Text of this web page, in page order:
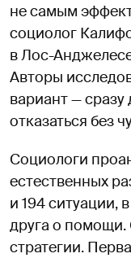
не самым
социолог
в Лос-
Авторы
вариант —
отказаться без
Социологи
естественных
и 194 ситуации,
друга о
стратегии.